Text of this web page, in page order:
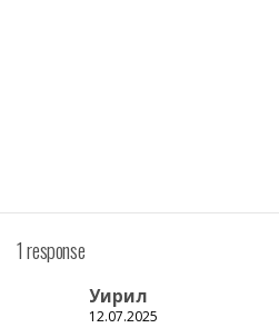
1 response
Уирил
12.07.2025